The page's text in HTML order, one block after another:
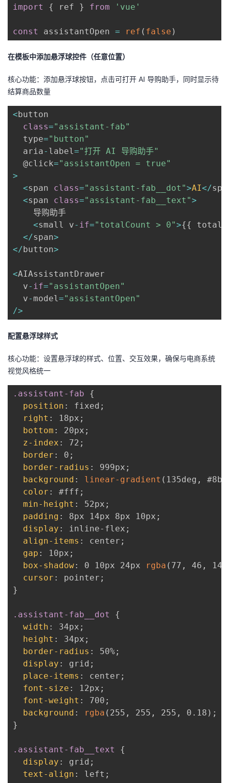
import
{ ref } from 'vue'
const assistantOpen = ref ( false )
在模板中添加悬浮球控件（任意位置）
核心功能：添加悬浮球按钮，点击可打开 AI 导购助手，同时显示待
结算商品数量
<button
class="assistant-fab"
  type
="button"
  aria
- label="打开 AI 导购助手"
  @click
="assistantOpen = true"
>
<span class="assistant-fab__dot">AI</
<span class="assistant-fab__text">
    导购助手
<small v- if="totalCount > 0">{{
</span>
</button>
<AIAssistantDrawer
  v
- if="assistantOpen"
  v
- model="assistantOpen"
/>
配置悬浮球样式
核心功能：设置悬浮球的样式、位置、交互效果，确保与电商系统
视觉风格统一
.assistant-fab
{
position : fixed ;
right : 18px ;
bottom : 20px ;
z-index : 72 ;
border : 0 ;
border-radius : 999px ;
background : linear-gradient ( 135deg ,
color : #fff ;
min-height : 52px ;
padding : 8px 14px 8px 10px ;
display : inline-flex ;
align-items : center ;
gap : 10px ;
box-shadow: 0 10px 24px rgba ( 77 , 46 , 141
cursor : pointer ;
}
.assistant-fab__dot
{
width : 34px ;
height : 34px ;
border-radius : 50%;
display : grid ;
place-items : center ;
font-size : 12px ;
font-weight : 700 ;
background : rgba ( 255 , 255 , 255 , 0.18 ) ;
}
.assistant-fab__text
{
display : grid ;
text-align : left ;